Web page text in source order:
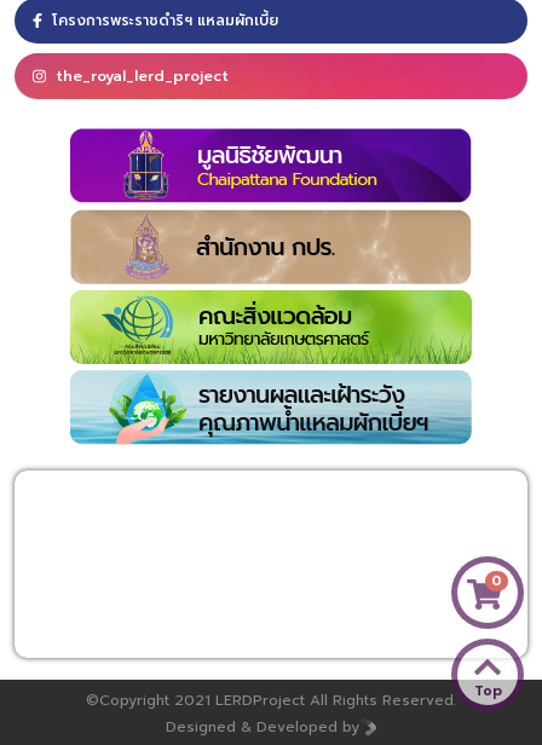
0
Top
โครงการพระราชดำริฯ แหลมผักเบี้ย
the_royal_lerd_project
©Copyright 2021 LERDProject All Rights Reserved.
Designed & Developed by